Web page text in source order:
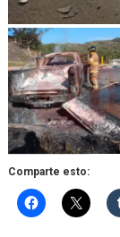
Comparte esto: